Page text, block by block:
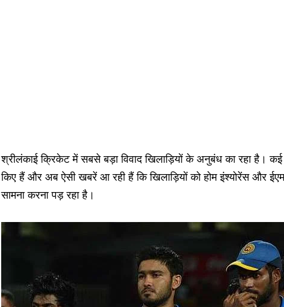
श्रीलंकाई क्रिकेट में सबसे बड़ा विवाद खिलाड़ियों के अनुबंध का रहा है। कई
किए हैं और अब ऐसी खबरें आ रही हैं कि खिलाड़ियों को होम इंश्योरेंस और
सामना करना पड़ रहा है।